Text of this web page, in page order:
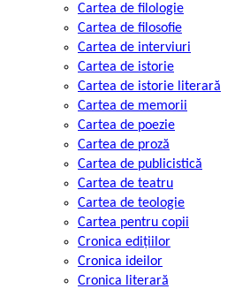
Cartea de filologie
Cartea de filosofie
Cartea de interviuri
Cartea de istorie
Cartea de istorie literară
Cartea de memorii
Cartea de poezie
Cartea de proză
Cartea de publicistică
Cartea de teatru
Cartea de teologie
Cartea pentru copii
Cronica edițiilor
Cronica ideilor
Cronica literară